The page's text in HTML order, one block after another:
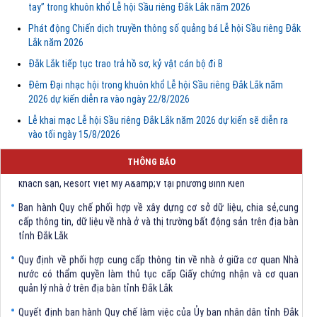
tay” trong khuôn khổ Lễ hội Sầu riêng Đắk Lắk năm 2026
Phát động Chiến dịch truyền thông số quảng bá Lễ hội Sầu riêng Đắk
Lắk năm 2026
Đắk Lắk tiếp tục trao trả hồ sơ, kỷ vật cán bộ đi B
Đêm Đại nhạc hội trong khuôn khổ Lễ hội Sầu riêng Đắk Lắk năm
2026 dự kiến diễn ra vào ngày 22/8/2026
Lễ khai mạc Lễ hội Sầu riêng Đắk Lắk năm 2026 dự kiến sẽ diễn ra
vào tối ngày 15/8/2026
THÔNG BÁO
Quyết định Về việc điều chỉnh quyết định cho thuê đất dự án Tổ hợp
cấp thông tin, dữ liệu về nhà ở và thị trường bất động sản trên địa bàn
tỉnh Đắk Lắk
nước có thẩm quyền làm thủ tục cấp Giấy chứng nhận và cơ quan
quản lý nhà ở trên địa bàn tỉnh Đắk Lắk
Lắk nhiệm kỳ 2026-2031